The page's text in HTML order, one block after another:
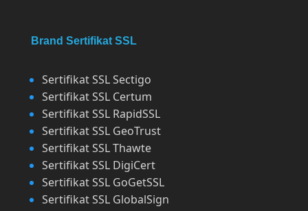
Brand Sertifikat SSL
Sertifikat SSL Sectigo
Sertifikat SSL Certum
Sertifikat SSL RapidSSL
Sertifikat SSL GeoTrust
Sertifikat SSL Thawte
Sertifikat SSL DigiCert
Sertifikat SSL GoGetSSL
Sertifikat SSL GlobalSign